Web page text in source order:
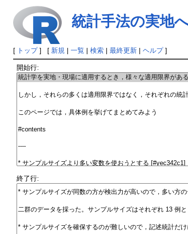
統計手法の実地
[ トップ] [ 新規 | 一覧| 検索| 最終更新| ヘルプ]
開始行:
終了行: